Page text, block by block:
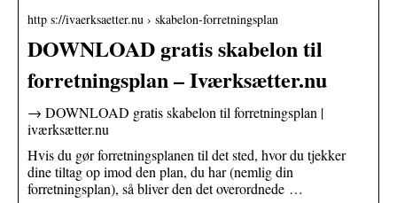
http s://ivaerksaetter.nu › skabelon-forretningsplan
DOWNLOAD gratis skabelon til
forretningsplan – Iværksætter.nu
→ DOWNLOAD gratis skabelon til forretningsplan |
iværksætter.nu
Hvis du gør forretningsplanen til det sted, hvor du tjekker
dine tiltag op imod den plan, du har (nemlig din
forretningsplan), så bliver den det overordnede …